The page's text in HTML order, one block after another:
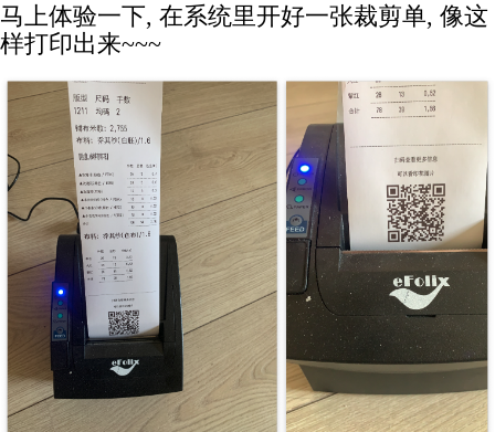
马上体验一下, 在系统里开好一张裁剪单, 像这
样打印出来~~~